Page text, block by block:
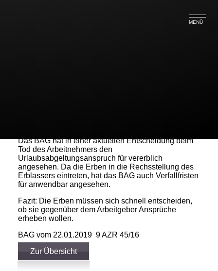
MENÜ
Das BAG hat in einer aktuellen Entscheidung beim
Tod des Arbeitnehmers den
Urlaubsabgeltungsanspruch für vererblich
angesehen. Da die Erben in die Rechsstellung des
Erblassers eintreten, hat das BAG auch Verfallfristen
für anwendbar angesehen.
Fazit: Die Erben müssen sich schnell entscheiden,
ob sie gegenüber dem Arbeitgeber Ansprüche
erheben wollen.
BAG vom 22.01.2019 9 AZR 45/16
Zur Übersicht